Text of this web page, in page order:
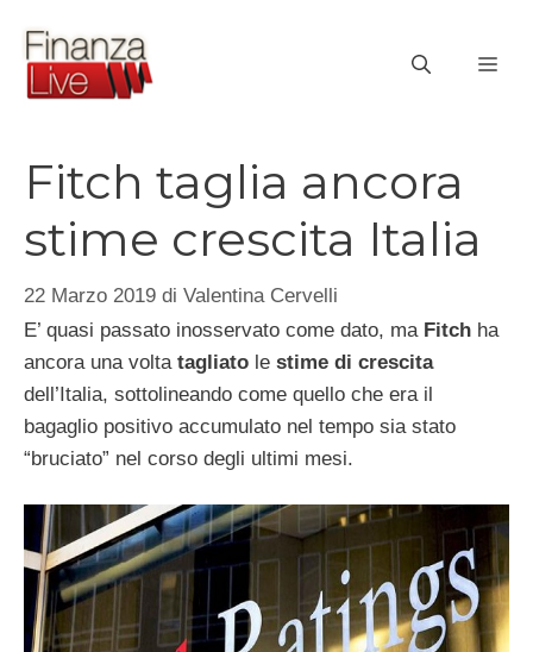
contenuto
Fitch taglia ancora
stime crescita Italia
22 Marzo 2019 di Valentina Cervelli
E’ quasi passato inosservato come dato, ma Fitch ha
ancora una volta tagliato le stime di crescita
dell’Italia, sottolineando come quello che era il
bagaglio positivo accumulato nel tempo sia stato
“bruciato” nel corso degli ultimi mesi.